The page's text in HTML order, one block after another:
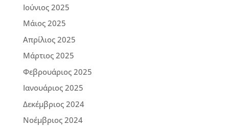
Ιούνιος 2025
Μάιος 2025
Απρίλιος 2025
Μάρτιος 2025
Φεβρουάριος 2025
Ιανουάριος 2025
Δεκέμβριος 2024
Νοέμβριος 2024